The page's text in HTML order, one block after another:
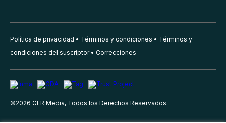
Política de privacidad Términos y condiciones
Términos y
condiciones del suscriptor
Correcciones
©2026 GFR Media, Todos los Derechos Reservados.